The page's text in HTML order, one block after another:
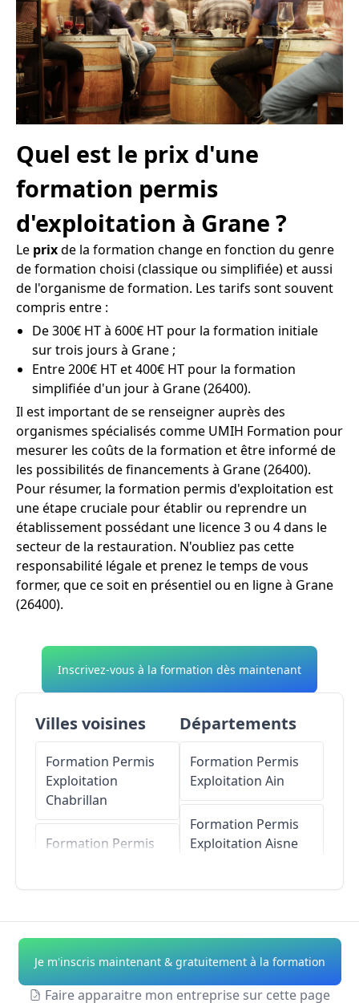
Quel est le prix d'une
formation permis
d'exploitation à Grane ?
Le prixde la formation change en fonction du genre
de formation choisi (classique ou simplifiée) et aussi
de l'organisme de formation. Les tarifs sont souvent
compris entre :
De 300€ HT à 600€ HT pour la formation initiale
sur trois jours à Grane ;
Entre 200€ HT et 400€ HT pour la formation
simplifiée d'un jour à Grane (26400).
Il est important de se renseigner auprès des
organismes spécialisés comme UMIH Formation pour
mesurer les coûts de la formation et être informé de
les possibilités de financements à Grane (26400).
Pour résumer, la formation permis d'exploitation est
une étape cruciale pour établir ou reprendre un
établissement possédant une licence 3 ou 4 dans le
secteur de la restauration. N'oubliez pas cette
responsabilité légale et prenez le temps de vous
former, que ce soit en présentiel ou en ligne à Grane
(26400).
Inscrivez-vous à la formation dès maintenant
Villes voisines
Formation Permis
Exploitation
Chabrillan
Formation Permis
Exploitation
Montoison
Formation Permis
Départements
Formation Permis
Exploitation Ain
Formation Permis
Exploitation Aisne
Formation Permis
ExploitationAlpes-
de-Haute-Provence
Je m'inscris maintenant & gratuitement à la formation
Faire apparaitre mon entreprise sur cette page